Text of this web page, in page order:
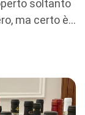
soltanto
ma certo è...